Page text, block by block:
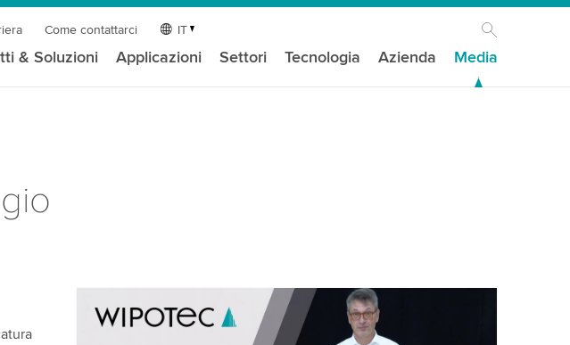
Come contattarci IT
& Soluzioni Applicazioni Settori Tecnologia Azienda Media
Abbiamo bisogno del tuo consenso per caricare il
servizio video di YouTube!